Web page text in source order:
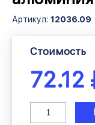
Артикул: 12036.09
Стоимость
72.12